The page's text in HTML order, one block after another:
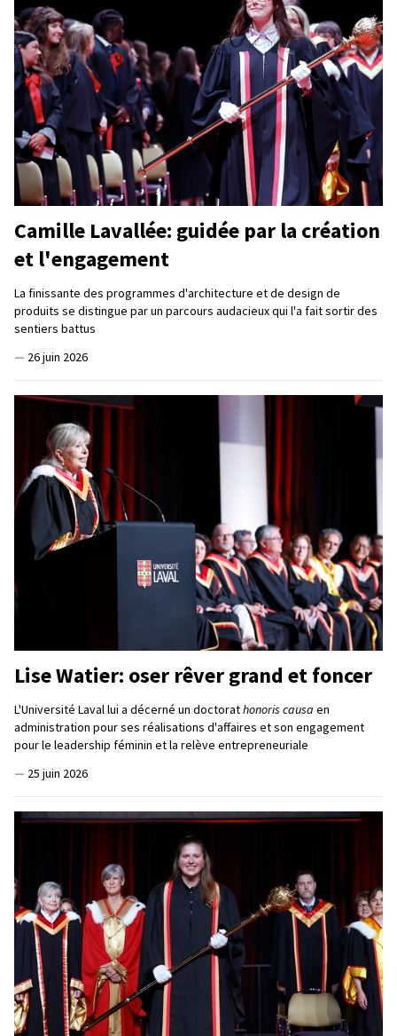
Camille Lavallée: guidée par la création
et l'engagement
La finissante des programmes d'architecture et de design de
produits se distingue par un parcours audacieux qui l'a fait sortir des
sentiers battus
— 26 juin 2026
Lise Watier: oser rêver grand et foncer
L'Université Laval lui a décerné un doctorathonoris causa en
administration pour ses réalisations d'affaires et son engagement
pour le leadership féminin et la relève entrepreneuriale
— 25 juin 2026